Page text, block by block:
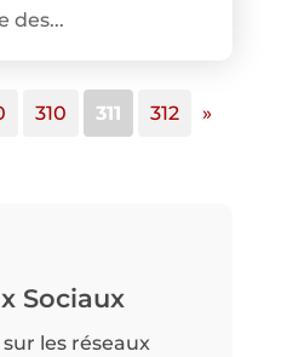
des...
310 311 312 »
Sociaux
les réseaux